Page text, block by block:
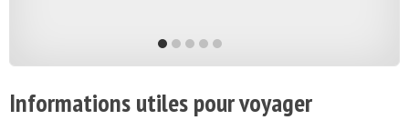
Informations utiles pour voyager